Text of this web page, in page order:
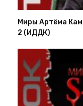
Миры Артёма
2 (ИДДК)